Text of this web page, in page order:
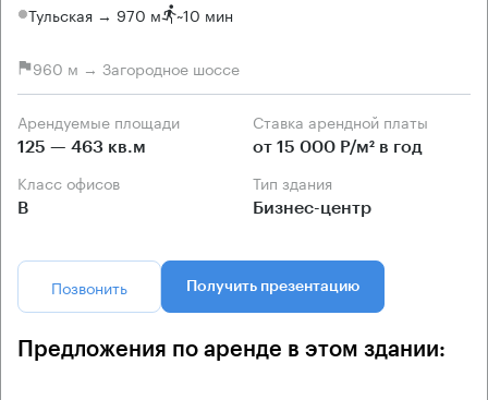
Тульская → 970 м ~10 мин
960 м → Загородное шоссе
Арендуемые площади
125 — 463 кв.м
Ставка арендной платы
от 15 000 Р/м² в год
Класс офисов
B
Тип здания
Бизнес-центр
Позвонить Получить презентацию
Предложения по аренде в этом здании: